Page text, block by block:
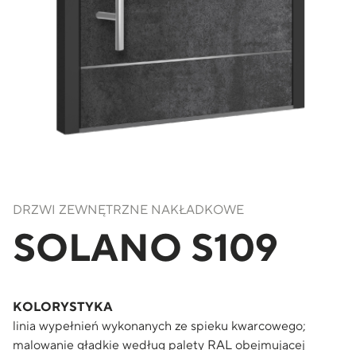
DRZWI ZEWNĘTRZNE NAKŁADKOWE
SOLANO S109
KOLORYSTYKA
linia wypełnień wykonanych ze spieku kwarcowego;
malowanie gładkie według palety RAL obejmującej